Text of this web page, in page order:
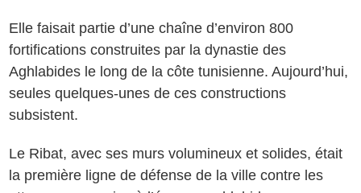
Elle faisait partie d’une chaîne d’environ 800
fortifications construites par la dynastie des
Aghlabides le long de la côte tunisienne. Aujourd’hui,
seules quelques-unes de ces constructions
subsistent.
Le Ribat, avec ses murs volumineux et solides, était
la première ligne de défense de la ville contre les